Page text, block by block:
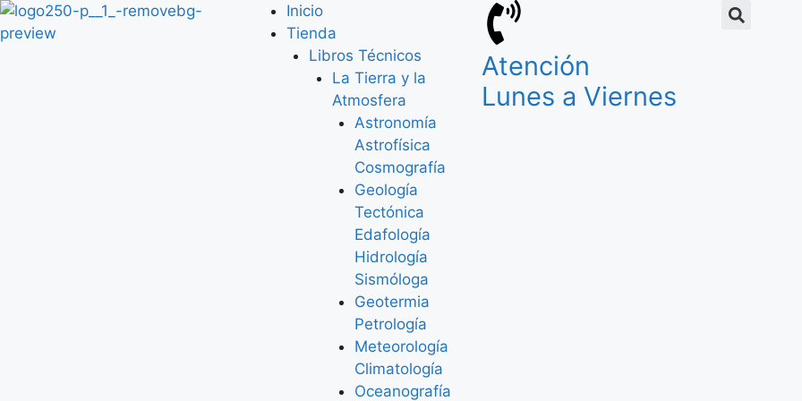
Inicio
Tienda
Libros Técnicos
La Tierra y la
Atmosfera
Astronomía
Astrofísica
Cosmografía
Geología
Tectónica
Edafología
Hidrología
Sismóloga
Geotermia
Petrología
Meteorología
Climatología
Oceanografía
Atención
Lunes a Viernes